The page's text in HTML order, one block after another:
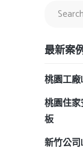
最新案
桃園工
桃園住
板
新竹公